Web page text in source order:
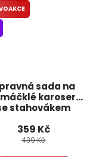
sada na
karoserie
stahovákem
KRAFT&DELE
359 Kč
439 Kč